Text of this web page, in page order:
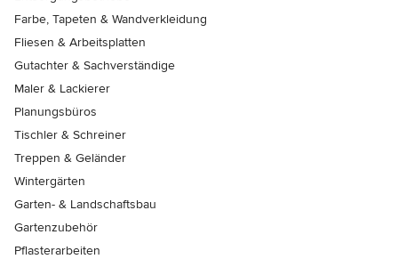
Farbe, Tapeten & Wandverkleidung
Fliesen & Arbeitsplatten
Gutachter & Sachverständige
Maler & Lackierer
Planungsbüros
Tischler & Schreiner
Treppen & Geländer
Wintergärten
Garten- & Landschaftsbau
Gartenzubehör
Pflasterarbeiten